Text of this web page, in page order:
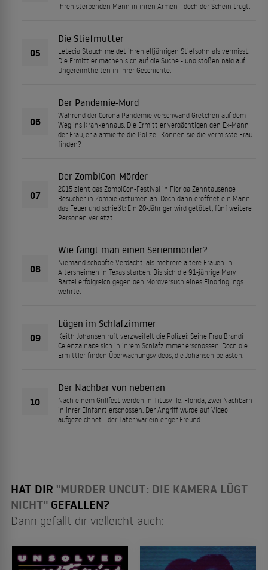
ihren sterbenden Mann in ihren Armen - doch der Schein trügt.
05
Die Stiefmutter
Letecia Stauch meldet ihren elfjährigen Stiefsohn als vermisst.
Die Ermittler machen sich auf die Suche - und stoßen bald auf
Ungereimtheiten in ihrer Geschichte.
06
Der Pandemie-Mord
Während der Corona Pandemie verschwand Gretchen auf dem
Weg ins Krankenhaus. Die Ermittler verdächtigen den Ex-Mann
der Frau, er alarmierte die Polizei. Können sie die vermisste Frau
finden?
07
Der ZombiCon-Mörder
2015 zieht das ZombiCon-Festival in Florida Zehntausende
Besucher in Zombiekostümen an. Doch dann eröffnet ein Mann
das Feuer und schießt: Ein 20-Jähriger wird getötet, fünf weitere
Personen verletzt.
08
Wie fängt man einen Serienmörder?
Niemand schöpfte Verdacht, als mehrere ältere Frauen in
Altersheimen in Texas starben. Bis sich die 91-jährige Mary
Bartel erfolgreich gegen den Mordversuch eines Eindringlings
wehrte.
09
Lügen im Schlafzimmer
Keith Johansen ruft verzweifelt die Polizei: Seine Frau Brandi
Celenza habe sich in ihrem Schlafzimmer erschossen. Doch die
Ermittler finden Überwachungsvideos, die Johansen belasten.
10
Der Nachbar von nebenan
Nach einem Grillfest werden in Titusville, Florida, zwei Nachbarn
in ihrer Einfahrt erschossen. Der Angriff wurde auf Video
aufgezeichnet - der Täter war ein enger Freund.
HAT DIR "MURDER UNCUT: DIE KAMERA LÜGT
NICHT" GEFALLEN?
Dann gefällt dir vielleicht auch: